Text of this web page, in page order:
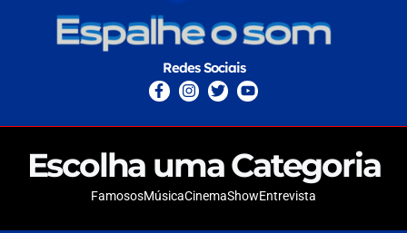
Redes Sociais
Escolha uma Categoria
FamososMúsicaCinemaShowEntrevista